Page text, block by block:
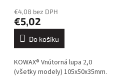
€4,08 bez DPH
€5,02
Do košíku
KOWAX® Vnútorná lupa 2,0
(všetky modely) 105x50x35mm.